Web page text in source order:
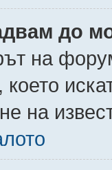
до
на
което
на